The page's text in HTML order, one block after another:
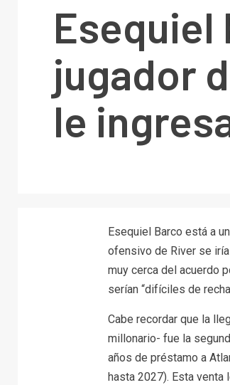
Esequiel
jugador
le
Esequiel Barco está a
ofensivo de River se
muy cerca del acuerdo
serían “difíciles de
Cabe recordar que la
millonario- fue la
años de préstamo a
hasta 2027). Esta venta